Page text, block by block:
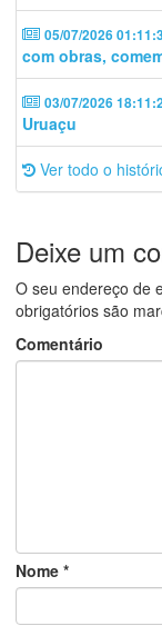
05/07/2026
com obras,
03/07/2026
Uruaçu
Ver todo o
Deixe um
O seu endereço de
obrigatórios são
Comentário
Nome *